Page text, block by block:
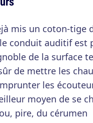
mis un coton-tige
conduit auditif est
de la surface
de mettre les
les
moyen de se
pire, du cérumen